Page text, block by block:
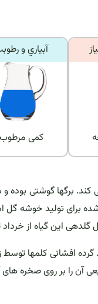
آبياري و
کمی مرطوب
برگها گوشتی بوده
برای تولید خوشه گل
افشانی کلمها
آن را بر روی صخره